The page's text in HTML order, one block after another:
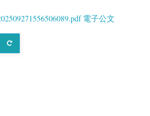
電子公文